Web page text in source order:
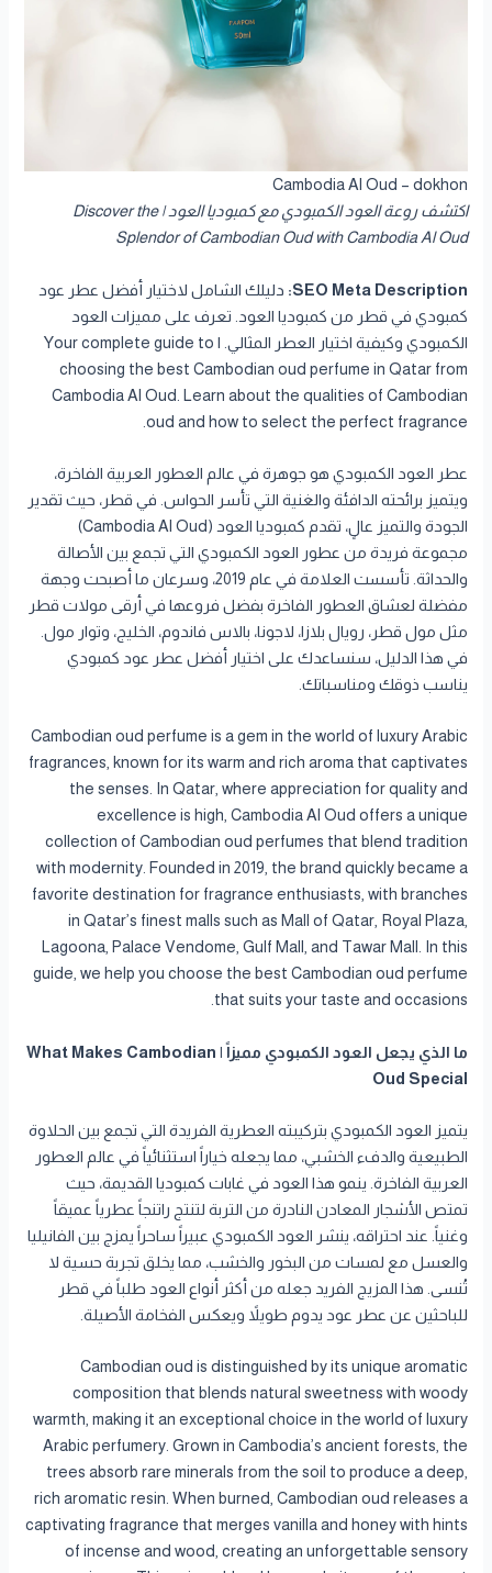
Cambodia Al Oud – dokhon
اكتشف روعة العود الكمبودي مع كمبوديا العود | Discover the
Splendor of Cambodian Oud with Cambodia Al Oud
SEO Meta Description: دليلك الشامل لاختيار أفضل عطر عود
كمبودي في قطر من كمبوديا العود. تعرف على مميزات العود
الكمبودي وكيفية اختيار العطر المثالي. | Your complete guide to
choosing the best Cambodian oud perfume in Qatar from
Cambodia Al Oud. Learn about the qualities of Cambodian
oud and how to select the perfect fragrance.
عطر العود الكمبودي هو جوهرة في عالم العطور العربية الفاخرة،
ويتميز برائحته الدافئة والغنية التي تأسر الحواس. في قطر، حيث تقدير
الجودة والتميز عالٍ، تقدم كمبوديا العود (Cambodia Al Oud)
مجموعة فريدة من عطور العود الكمبودي التي تجمع بين الأصالة
والحداثة. تأسست العلامة في عام 2019، وسرعان ما أصبحت وجهة
مفضلة لعشاق العطور الفاخرة بفضل فروعها في أرقى مولات قطر
مثل مول قطر، رويال بلازا، لاجونا، بالاس فاندوم، الخليج، وتوار مول.
في هذا الدليل، سنساعدك على اختيار أفضل عطر عود كمبودي
يناسب ذوقك ومناسباتك.
Cambodian oud perfume is a gem in the world of luxury Arabic
fragrances, known for its warm and rich aroma that captivates
the senses. In Qatar, where appreciation for quality and
excellence is high, Cambodia Al Oud offers a unique
collection of Cambodian oud perfumes that blend tradition
with modernity. Founded in 2019, the brand quickly became a
favorite destination for fragrance enthusiasts, with branches
in Qatar’s finest malls such as Mall of Qatar, Royal Plaza,
Lagoona, Palace Vendome, Gulf Mall, and Tawar Mall. In this
guide, we help you choose the best Cambodian oud perfume
that suits your taste and occasions.
ما الذي يجعل العود الكمبودي مميزاً | What Makes Cambodian
Oud Special
يتميز العود الكمبودي بتركيبته العطرية الفريدة التي تجمع بين الحلاوة
الطبيعية والدفء الخشبي، مما يجعله خياراً استثنائياً في عالم العطور
العربية الفاخرة. ينمو هذا العود في غابات كمبوديا القديمة، حيث
تمتص الأشجار المعادن النادرة من التربة لتنتج راتنجاً عطرياً عميقاً
وغنياً. عند احتراقه، ينشر العود الكمبودي عبيراً ساحراً يمزج بين الفانيليا
والعسل مع لمسات من البخور والخشب، مما يخلق تجربة حسية لا
تُنسى. هذا المزيج الفريد جعله من أكثر أنواع العود طلباً في قطر
للباحثين عن عطر عود يدوم طويلاً ويعكس الفخامة الأصيلة.
Cambodian oud is distinguished by its unique aromatic
composition that blends natural sweetness with woody
warmth, making it an exceptional choice in the world of luxury
Arabic perfumery. Grown in Cambodia’s ancient forests, the
trees absorb rare minerals from the soil to produce a deep,
rich aromatic resin. When burned, Cambodian oud releases a
captivating fragrance that merges vanilla and honey with hints
of incense and wood, creating an unforgettable sensory